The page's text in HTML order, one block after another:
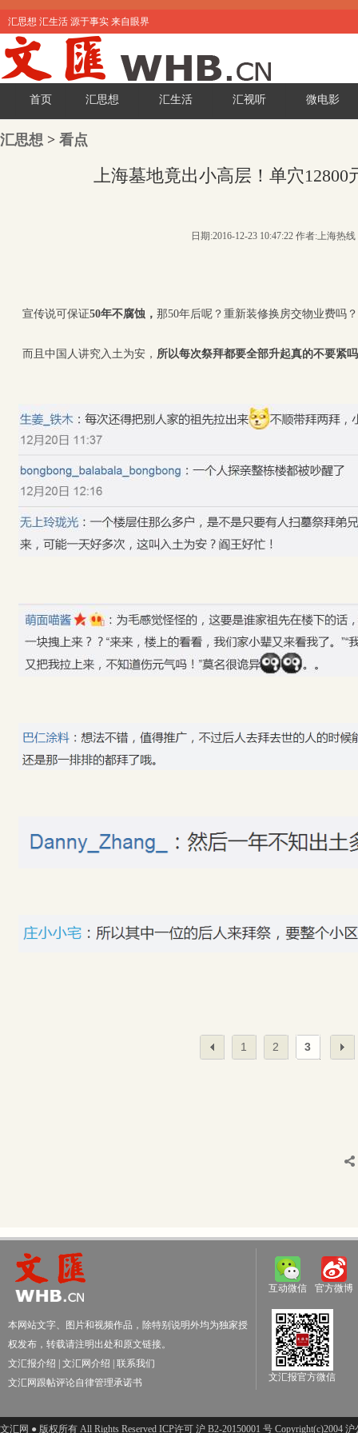
汇思想 汇生活 源于事实 来自眼界
首页 汇思想 汇生活 汇视听 微电影
汇思想 > 看点
上海墓地竟出小高层！单穴12800
日期:2016-12-23 10:47:22 作者:上海热线
宣传说可保证50年不腐蚀， 那50年后呢？重新装修换房交物业费吗？
而且中国人讲究入土为安， 所以每次祭拜都要全部升起真的不要紧
1 2 3
本网站文字、图片和视频作品，除特别说明外均为独家授
权发布，转载请注明出处和原文链接。
文汇报介绍
文汇网介绍
联系我们
文汇网跟帖评论自律管理承诺书
互动微信 官方微博
文汇报官方微信
文汇网 ● 版权所有 All Rights Reserved ICP许可 沪 B2-20150001 号 Copyright(c)2004